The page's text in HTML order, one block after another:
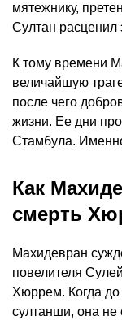
мятежнику,
Султан расценил
К тому времени
величайшую
после чего
жизни. Ее дни
Стамбула.
Как
смерть
Махидевран
повелителя
Хюррем. Когда
султанши, она не